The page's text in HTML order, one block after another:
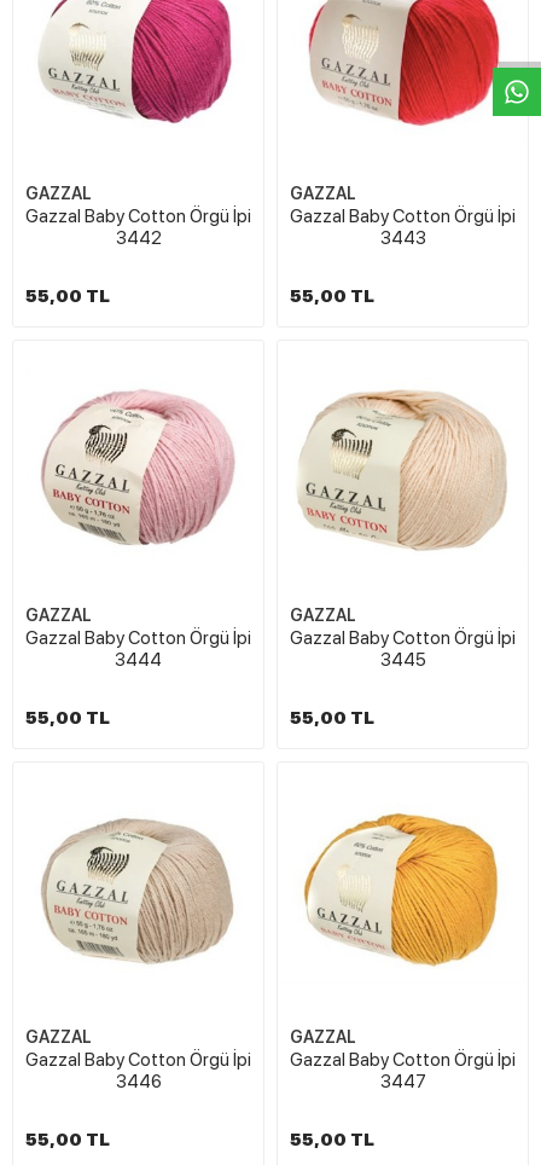
GAZZAL
Gazzal Baby Cotton Örgü İpi
3442
55,00 TL
GAZZAL
Gazzal Baby Cotton Örgü İpi
3443
55,00 TL
GAZZAL
Gazzal Baby Cotton Örgü İpi
3444
55,00 TL
GAZZAL
Gazzal Baby Cotton Örgü İpi
3445
55,00 TL
GAZZAL
Gazzal Baby Cotton Örgü İpi
3446
55,00 TL
GAZZAL
Gazzal Baby Cotton Örgü İpi
3447
55,00 TL